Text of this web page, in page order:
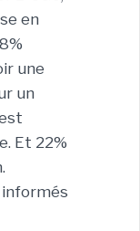
en
une
un
Et 22%